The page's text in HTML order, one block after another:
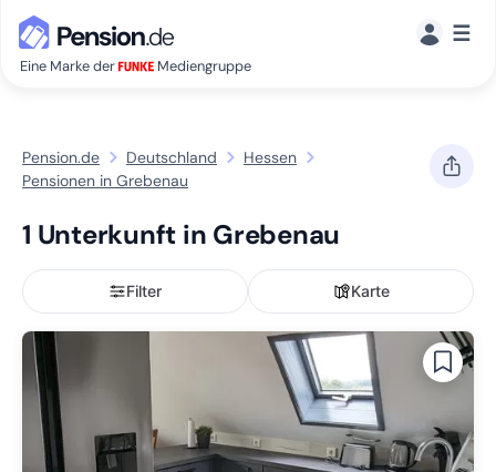
Eine Marke der Mediengruppe
☰
Pension.de Deutschland
Hessen
Pensionen in Grebenau
1 Unterkunft in Grebenau
Filter Karte